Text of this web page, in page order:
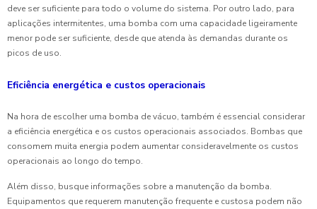
deve ser suficiente para todo o volume do sistema. Por outro lado, para
aplicações intermitentes, uma bomba com uma capacidade ligeiramente
menor pode ser suficiente, desde que atenda às demandas durante os
picos de uso.
Eficiência energética e custos operacionais
Na hora de escolher uma bomba de vácuo, também é essencial considerar
a eficiência energética e os custos operacionais associados. Bombas que
consomem muita energia podem aumentar consideravelmente os custos
operacionais ao longo do tempo.
Além disso, busque informações sobre a manutenção da bomba.
Equipamentos que requerem manutenção frequente e custosa podem não